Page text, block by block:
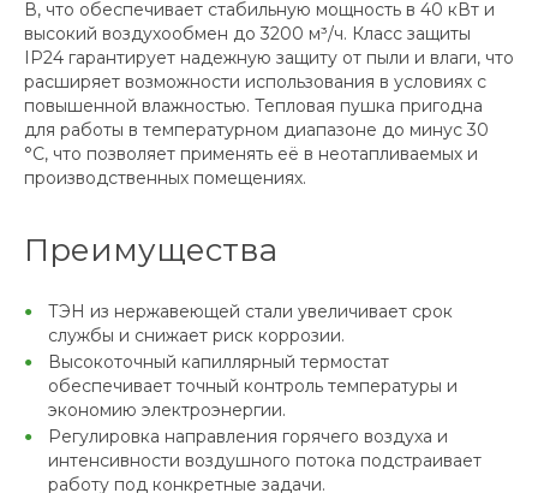
В, что обеспечивает стабильную мощность в 40 кВт и
высокий воздухообмен до 3200 м³/ч. Класс защиты
IP24 гарантирует надежную защиту от пыли и влаги, что
расширяет возможности использования в условиях с
повышенной влажностью. Тепловая пушка пригодна
для работы в температурном диапазоне до минус 30
°С, что позволяет применять её в неотапливаемых и
производственных помещениях.
Преимущества
ТЭН из нержавеющей стали увеличивает срок
службы и снижает риск коррозии.
Высокоточный капиллярный термостат
обеспечивает точный контроль температуры и
экономию электроэнергии.
Регулировка направления горячего воздуха и
интенсивности воздушного потока подстраивает
работу под конкретные задачи.